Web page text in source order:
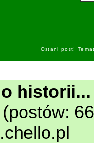
Ostani post!
(postów: